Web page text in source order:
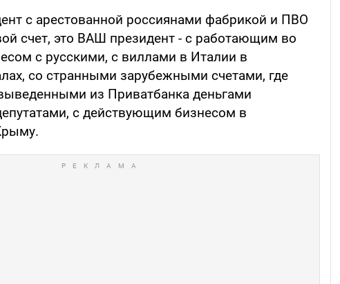
с арестованной россиянами фабрикой и ПВО
счет, это ВАШ президент - с работающим во
с русскими, с виллами в Италии в
со странными зарубежными счетами, где
из Приватбанка деньгами
с действующим бизнесом в